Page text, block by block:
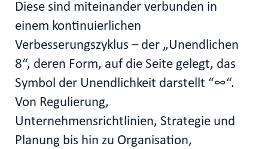
Diese sind miteinander verbunden in
einem kontinuierlichen
Verbesserungszyklus – der „Unendlichen
8“, deren Form, auf die Seite gelegt, das
Symbol der Unendlichkeit darstellt “∞“.
Von Regulierung,
Unternehmensrichtlinien, Strategie und
Planung bis hin zu Organisation,